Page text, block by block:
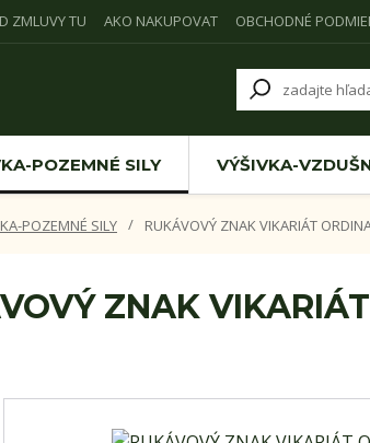
ZMLUVY TU AKO NAKUPOVAT OBCHODNÉ
POZEMNÉ SILY VÝŠIVKA-
POZEMNÉ SILY RUKÁVOVÝ ZNAK VIKARIÁT
ZNAK